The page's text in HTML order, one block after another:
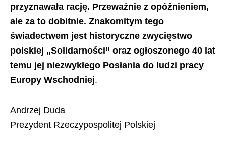
przyznawała rację. Przeważnie z opóźnieniem,
ale za to dobitnie. Znakomitym tego
świadectwem jest historyczne zwycięstwo
polskiej „Solidarności” oraz ogłoszonego 40 lat
temu jej niezwykłego Posłania do ludzi pracy
Europy Wschodniej.
Andrzej Duda
Prezydent Rzeczypospolitej Polskiej